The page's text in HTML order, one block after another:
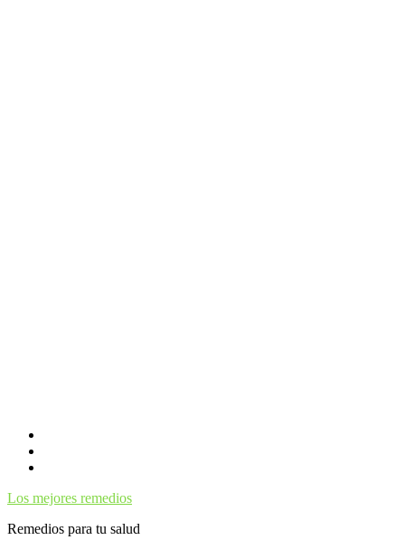
Skip
Content
Los mejores remedios
Remedios para tu salud